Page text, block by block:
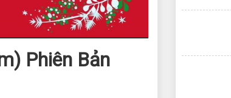
Phiên Bản